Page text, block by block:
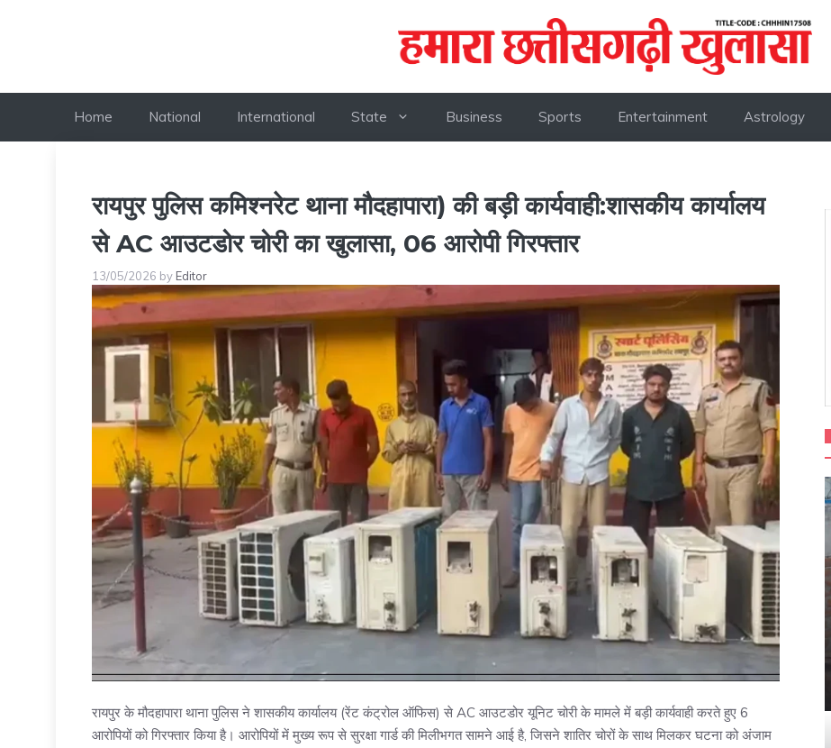
Home National International State Business Sports Entertainment Astrology
रायपुर पुलिस कमिश्नरेट थाना मौदहापारा) की बड़ी कार्यवाही:शासकीय कार्यालय
से AC आउटडोर चोरी का खुलासा, 06 आरोपी गिरफ्तार
13/05/2026 by Editor
रायपुर के मौदहापारा थाना पुलिस ने शासकीय कार्यालय (रेंट कंट्रोल ऑफिस) से AC आउटडोर यूनिट चोरी के मामले में बड़ी कार्यवाही करते हुए 6
आरोपियों को गिरफ्तार किया है। आरोपियों में मुख्य रूप से सुरक्षा गार्ड की मिलीभगत सामने आई है, जिसने शातिर चोरों के साथ मिलकर घटना को अंजाम